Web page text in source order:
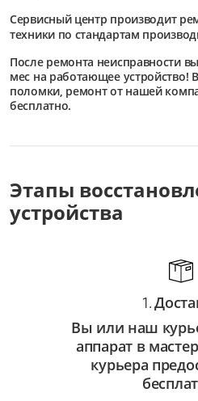
Сервисный центр производит
техники по стандартам
После ремонта неисправности
мес на работающее устройство!
поломки, ремонт от нашей
бесплатно.
Этапы
устройства
1.
Вы или наш
аппарат в
курьера